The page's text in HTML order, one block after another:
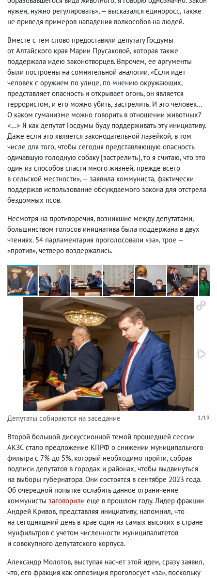
нужен, нужно регулировать», — высказался единоросс, также
не приведя примеров нападения волкособов на людей.
Вместе с тем слово предоставили депутату Госдумы
от Алтайского края Марии Прусаковой, которая также
поддержала идею законотворцев. Впрочем, ее аргументы
были построены на сомнительной аналогии. «Если идет
человек с оружием по улице, по мнению окружающих,
представляет опасность и открывает огонь,он является
террористом, и его можно убить, застрелить. И это человек…
О каком гуманизме можно говорить в отношении животных?
<…> Я как депутат Госдумы буду поддерживать эту инициативу.
Даже если это является законодательной лазейкой, в том
числе для того, чтобы сегодня представляющую опасность
одичавшую голодную собаку [застрелить], то я считаю, что это
один из способов спасти много жизней, прежде всего
в сельской местности», — заявила коммуниста, фактически
поддержав использование обсуждаемого закона для отстрела
бездомных псов.
Несмотря на противоречия, возникшие между депутатами,
большинством голосов инициатива была поддержана в двух
чтениях. 54 парламентария проголосовали «за», трое —
«против», четверо воздержались.
1/19
Депутаты собираются на заседание
Второй большой дискуссионной темой прошедшей сессии
АКЗС стало предложение КПРФ о снижении муниципального
фильтра с 7% до 5%, который необходимо пройти, собрав
подписи депутатов в городах и районах, чтобы выдвинуться
на выборы губернатора. Они состоятся в сентябре 2023 года.
Об очередной попытке ослабить данное ограничение
коммунисты заговорили еще в прошлом году. Лидер фракции
Андрей Кривов, представляя инициативу, напомнил, что
на сегодняшний день в крае один из самых высоких в стране
мунфильтров с учетом численности муниципалитетов
и совокупного депутатского корпуса.
Александр Молотов, выступая насчет этой идеи, сразу заявил,
что, его фракция как оппозиция проголосует «за», поскольку